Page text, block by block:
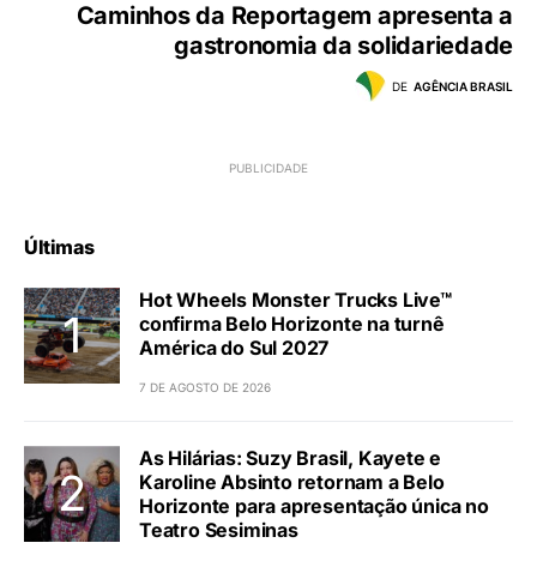
Caminhos da Reportagem apresenta a
gastronomia da solidariedade
DE AGÊNCIA BRASIL
Últimas
Hot Wheels Monster Trucks Live™
confirma Belo Horizonte na turnê
América do Sul 2027
7 DE AGOSTO DE 2026
As Hilárias: Suzy Brasil, Kayete e
Karoline Absinto retornam a Belo
Horizonte para apresentação única no
Teatro Sesiminas